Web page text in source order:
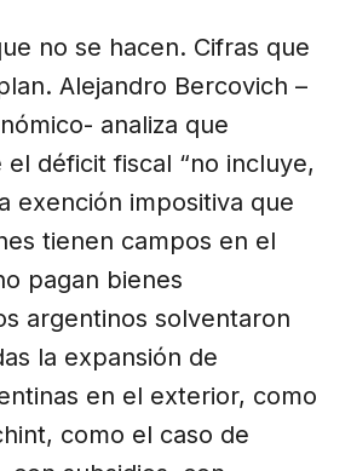
no se hacen. Cifras que
Alejandro Bercovich –
analiza que
déficit fiscal “no incluye,
exención impositiva que
tienen campos en el
pagan bienes
argentinos solventaron
la expansión de
en el exterior, como
como el caso de